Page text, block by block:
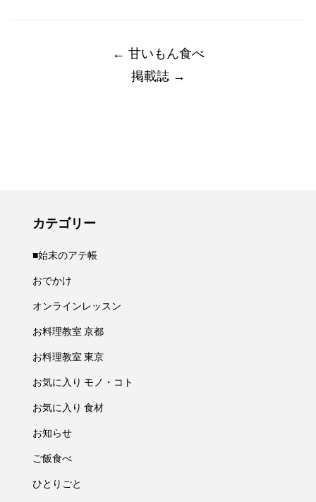
← 甘いもん食べ
掲載誌 →
カテゴリー
■始末のアテ帳
おでかけ
オンラインレッスン
お料理教室 京都
お料理教室 東京
お気に入り モノ・コト
お気に入り 食材
お知らせ
ご飯食べ
ひとりごと